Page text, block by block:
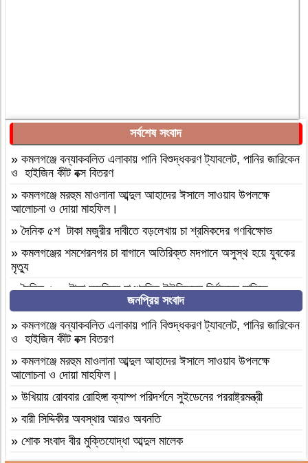
সর্বশেষ সংবাদ
» কমলগঞ্জে বন্যাকবলিত এলাকায় পানি বিশুদ্ধকরণ ট্যাবলেট, পানির জারিকেন
ও হাইজিন কীট বক্স বিতরণ
» কমলগঞ্জে মরহুম মাওলানা আব্দুল আহাদের ঈসালে সাওয়াব উপলক্ষে
আলোচনা ও দোয়া মাহফিল।
»দৈনিক ৫শ টাকা মজুরীর দাবীতে বড়লেখায় চা শ্রমিকদের গণবিক্ষোভ
» কমলগঞ্জের শমশেরনগর চা বাগানে অতিরিক্ত মদপানে অসুস্থ হয়ে যুবকের
মৃত্যু
»দৈনিক ৫০০ টাকা মজুরিসহ চা শ্রমিক ইউনিয়নের নির্বাচনের দাবিতে
কমলগঞ্জে চা-শ্রমিকদের মানববন্ধন
» এআই দিয়ে এমপি নাসের রহমানের অশ্লীল ভিডিও ছড়ানোর অভিযোগে
সাভার থেকে আসামি গ্রেপ্তার
» বগুড়া আদমদীঘি ১শ পিস ট্যাপেন্টাডলসহ একজন গ্রেফতার
»বগুড়া আদমদীঘি’র ছাতিয়ানগ্রামে সাংসদ মহিত তালুকদার-কে সংবর্ধনা
প্রদান
» কমলগঞ্জে এমপি হাজী মুজিবকে নাগরিক সংবর্ধনা
» আন্তর্জাতিক আদিবাসী দিবস ২০২৬: বাংলাদেশের আদিবাসীদের দূর্গম
জনপ্রিয় সংবাদ
» কমলগঞ্জে বন্যাকবলিত এলাকায় পানি বিশুদ্ধকরণ ট্যাবলেট, পানির জারিকেন
ও হাইজিন কীট বক্স বিতরণ
» কমলগঞ্জে মরহুম মাওলানা আব্দুল আহাদের ঈসালে সাওয়াব উপলক্ষে
আলোচনা ও দোয়া মাহফিল।
» উখিয়ায় রোববার রোহিঙ্গা ক্যাম্প পরিদর্শনে সুইডেনের পররাষ্ট্রমন্ত্রী
» বারী সিদ্দিকীর অবস্থার আরও অবনতি
» শোক সংবাদ বীর মুক্তিযোদ্ধা আব্দুল মালেক